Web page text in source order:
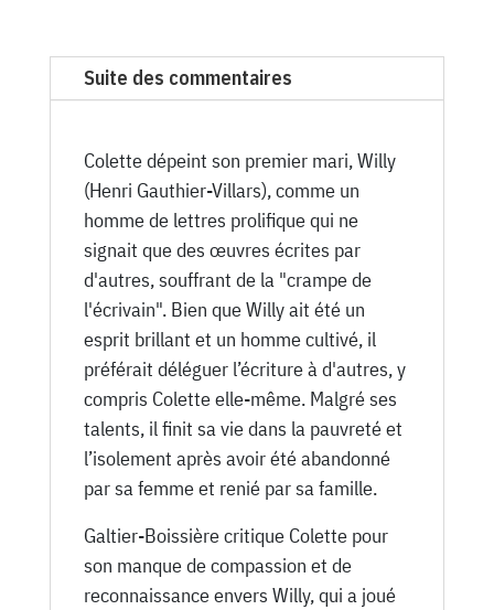
du
Canard
Mars
1936
Suite des commentaires
Colette dépeint son premier mari, Willy
(Henri Gauthier-Villars), comme un
homme de lettres prolifique qui ne
signait que des œuvres écrites par
d'autres, souffrant de la "crampe de
l'écrivain". Bien que Willy ait été un
esprit brillant et un homme cultivé, il
préférait déléguer l’écriture à d'autres, y
compris Colette elle-même. Malgré ses
talents, il finit sa vie dans la pauvreté et
l’isolement après avoir été abandonné
par sa femme et renié par sa famille.
Galtier-Boissière critique Colette pour
son manque de compassion et de
reconnaissance envers Willy, qui a joué